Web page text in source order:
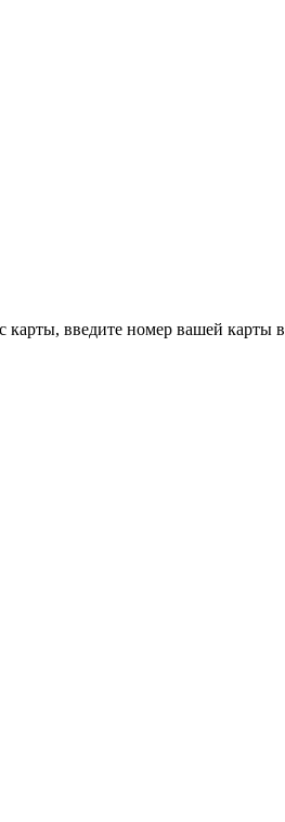
карты, введите номер вашей карты в